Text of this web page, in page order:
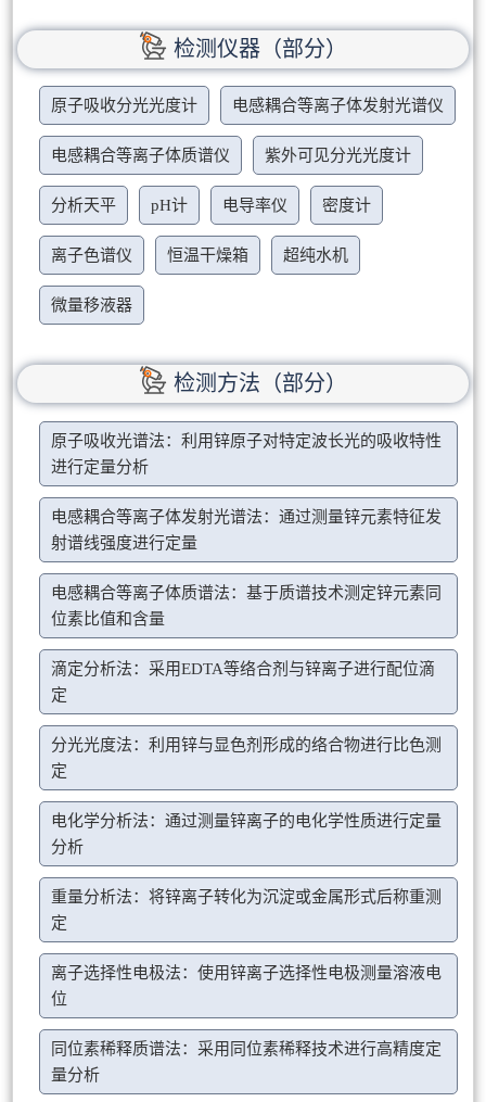
检测仪器（部分）
原子吸收分光光度计 电感耦合等离子体发射光谱仪
电感耦合等离子体质谱仪 紫外可见分光光度计
分析天平 pH计 电导率仪 密度计
离子色谱仪 恒温干燥箱 超纯水机
微量移液器
检测方法（部分）
原子吸收光谱法：利用锌原子对特定波长光的吸收特性
进行定量分析
电感耦合等离子体发射光谱法：通过测量锌元素特征发
射谱线强度进行定量
电感耦合等离子体质谱法：基于质谱技术测定锌元素同
位素比值和含量
滴定分析法：采用EDTA等络合剂与锌离子进行配位滴
定
分光光度法：利用锌与显色剂形成的络合物进行比色测
定
电化学分析法：通过测量锌离子的电化学性质进行定量
分析
重量分析法：将锌离子转化为沉淀或金属形式后称重测
定
离子选择性电极法：使用锌离子选择性电极测量溶液电
位
同位素稀释质谱法：采用同位素稀释技术进行高精度定
量分析